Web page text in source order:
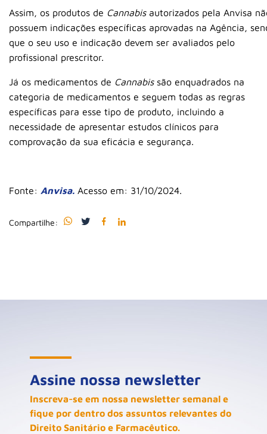
Assim, os produtos de Cannabisautorizados pela Anvisa
possuem indicações específicas aprovadas na Agência,
que o seu uso e indicação devem ser avaliados pelo
profissional prescritor.
Já os medicamentos de Cannabissão enquadrados na
categoria de medicamentos e seguem todas as regras
específicas para esse tipo de produto, incluindo a
necessidade de apresentar estudos clínicos para
comprovação da sua eficácia e segurança.
Fonte: Anvisa. Acesso em: 31/10/2024.
Compartilhe:
Assine nossa newsletter
Inscreva-se em nossa newsletter semanal e
fique por dentro dos assuntos relevantes do
Direito Sanitário e Farmacêutico.